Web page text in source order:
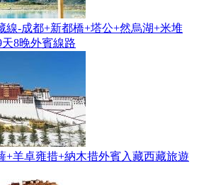
線-成都+新都橋+塔公+然烏湖+米堆
8晚外賓線路
+羊卓雍措+納木措外賓入藏西藏旅遊